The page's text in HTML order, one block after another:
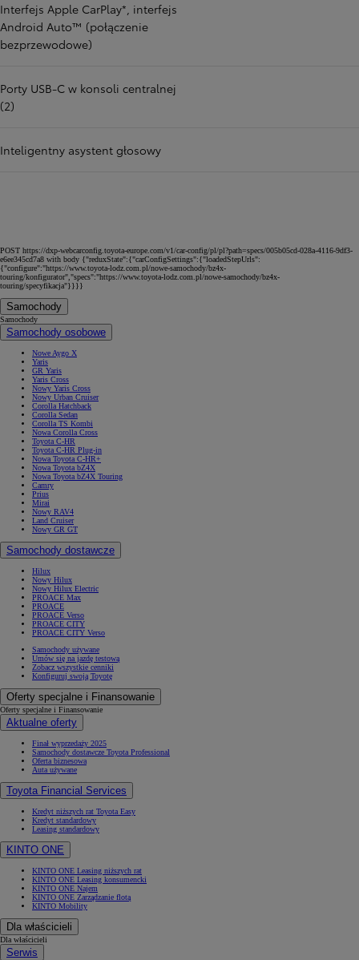
Interfejs Apple CarPlay*, interfejs
Android Auto™ (połączenie
bezprzewodowe)
Porty USB-C w konsoli centralnej
(2)
Inteligentny asystent głosowy
POST https://dxp-webcarconfig.toyota-europe.com/v1/car-config/pl/pl?path=specs/005b05cd-028a-4116-9df3-
e6ee345cd7a8 with body {"reduxState":{"carConfigSettings":{"loadedStepUrls":
{"configure":"https://www.toyota-lodz.com.pl/nowe-samochody/bz4x-
touring/konfigurator","specs":"https://www.toyota-lodz.com.pl/nowe-samochody/bz4x-
touring/specyfikacja"}}}}
Samochody
Samochody
Samochody osobowe
Nowe Aygo X
Yaris
GR Yaris
Yaris Cross
Nowy Yaris Cross
Nowy Urban Cruiser
Corolla Hatchback
Corolla Sedan
Corolla TS Kombi
Nowa Corolla Cross
Toyota C-HR
Toyota C-HR Plug-in
Nowa Toyota C-HR+
Nowa Toyota bZ4X
Nowa Toyota bZ4X Touring
Camry
Prius
Mirai
Nowy RAV4
Land Cruiser
Nowy GR GT
Samochody dostawcze
Hilux
Nowy Hilux
Nowy Hilux Electric
PROACE Max
PROACE
PROACE Verso
PROACE CITY
PROACE CITY Verso
Samochody używane
Umów się na jazdę testową
Zobacz wszystkie cenniki
Konfiguruj swoją Toyotę
Oferty specjalne i Finansowanie
Oferty specjalne i Finansowanie
Aktualne oferty
Finał wyprzedaży 2025
Samochody dostawcze Toyota Professional
Oferta biznesowa
Auta używane
Toyota Financial Services
Kredyt niższych rat Toyota Easy
Kredyt standardowy
Leasing standardowy
KINTO ONE
KINTO ONE Leasing niższych rat
KINTO ONE Leasing konsumencki
KINTO ONE Najem
KINTO ONE Zarządzanie flotą
KINTO Mobility
Dla właścicieli
Dla właścicieli
Serwis